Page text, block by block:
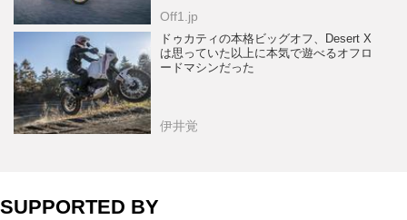
Off1.jp
ドゥカティの本格ビッグオフ、Desert X
は思っていた以上に本気で遊べるオフロ
ードマシンだった
伊井覚
SUPPORTED BY